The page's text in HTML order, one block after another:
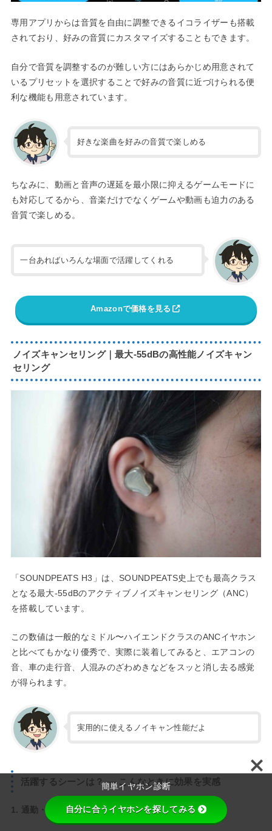
専用アプリからは音質を自由に調整できるイコライザーも搭載
されており、好みの音質にカスタマイズすることもできます。
自分で音質を調整するのが難しい方にはあらかじめ用意されて
いるプリセットを選択することで好みの音質に近づけられる便
利な機能も用意されています。
好きな楽曲を好みの音質で楽しめる
ちなみに、動画と音声の遅延を最小限に抑えるゲームモードに
も対応してるから、音楽だけでなくゲームや動画も迫力のある
音質で楽しめる。
一台あればいろんな場面で活躍してくれる
Amazonで価格を見る
ノイズキャンセリング｜最大-55dBの高性能ノイズキャン
セリング
「SOUNDPEATS H3」は、SOUNDPEATS史上でも最高クラス
となる最大-55dBのアクティブノイズキャンセリング（ANC）
を搭載しています。
この数値は一般的なミドル〜ハイエンドクラスのANCイヤホン
と比べてもかなり優秀で、実際に装着してみると、エアコンの
音、車の走行音、人混みのざわめきなどをスッと消し去る感覚
が得られます。
実用的に使えるノイキャン性能だよ
活躍するシーンは？ ― こんなときに効果を実感
1. 通勤・通学の電車内
簡単イヤホン診断
自分に合うイヤホンを探してみる